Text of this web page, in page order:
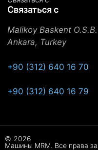
Связаться с
Malikoy Baskent
Ankara, Turkey
+90 (312) 640 16 70
+90 (312) 640 16 79
© 2026
Машины MRM. Все права